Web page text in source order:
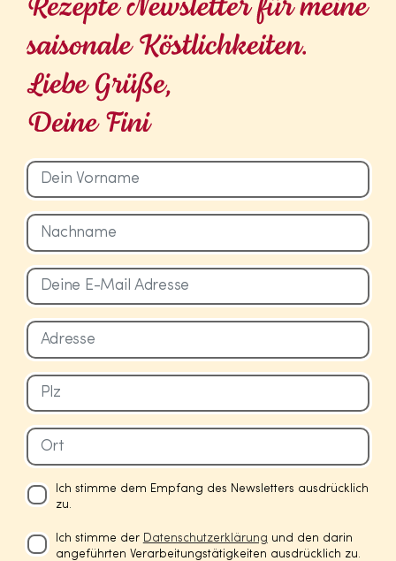
Ich stimme dem Empfang des Newsletters ausdrücklich
zu.
Ich stimme der Datenschutzerklärung und den darin
angeführten Verarbeitungstätigkeiten ausdrücklich zu.